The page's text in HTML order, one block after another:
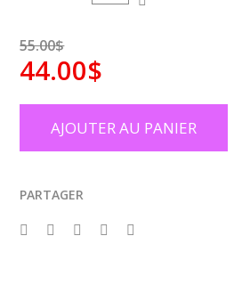
55.00$
44.00$
AJOUTER AU PANIER
PARTAGER